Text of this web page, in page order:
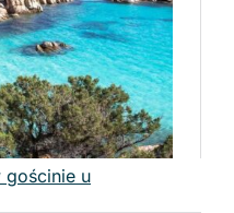
gościnie u